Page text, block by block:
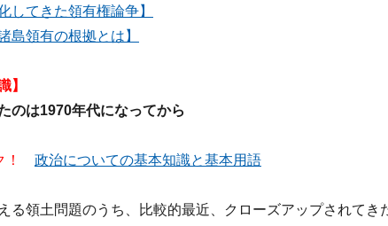
してきた領有権論争】
島領有の根拠とは】
】
のは1970年代になってから
政治についての基本知識と基本用語
る領土問題のうち、比較的最近、クローズアップされてき